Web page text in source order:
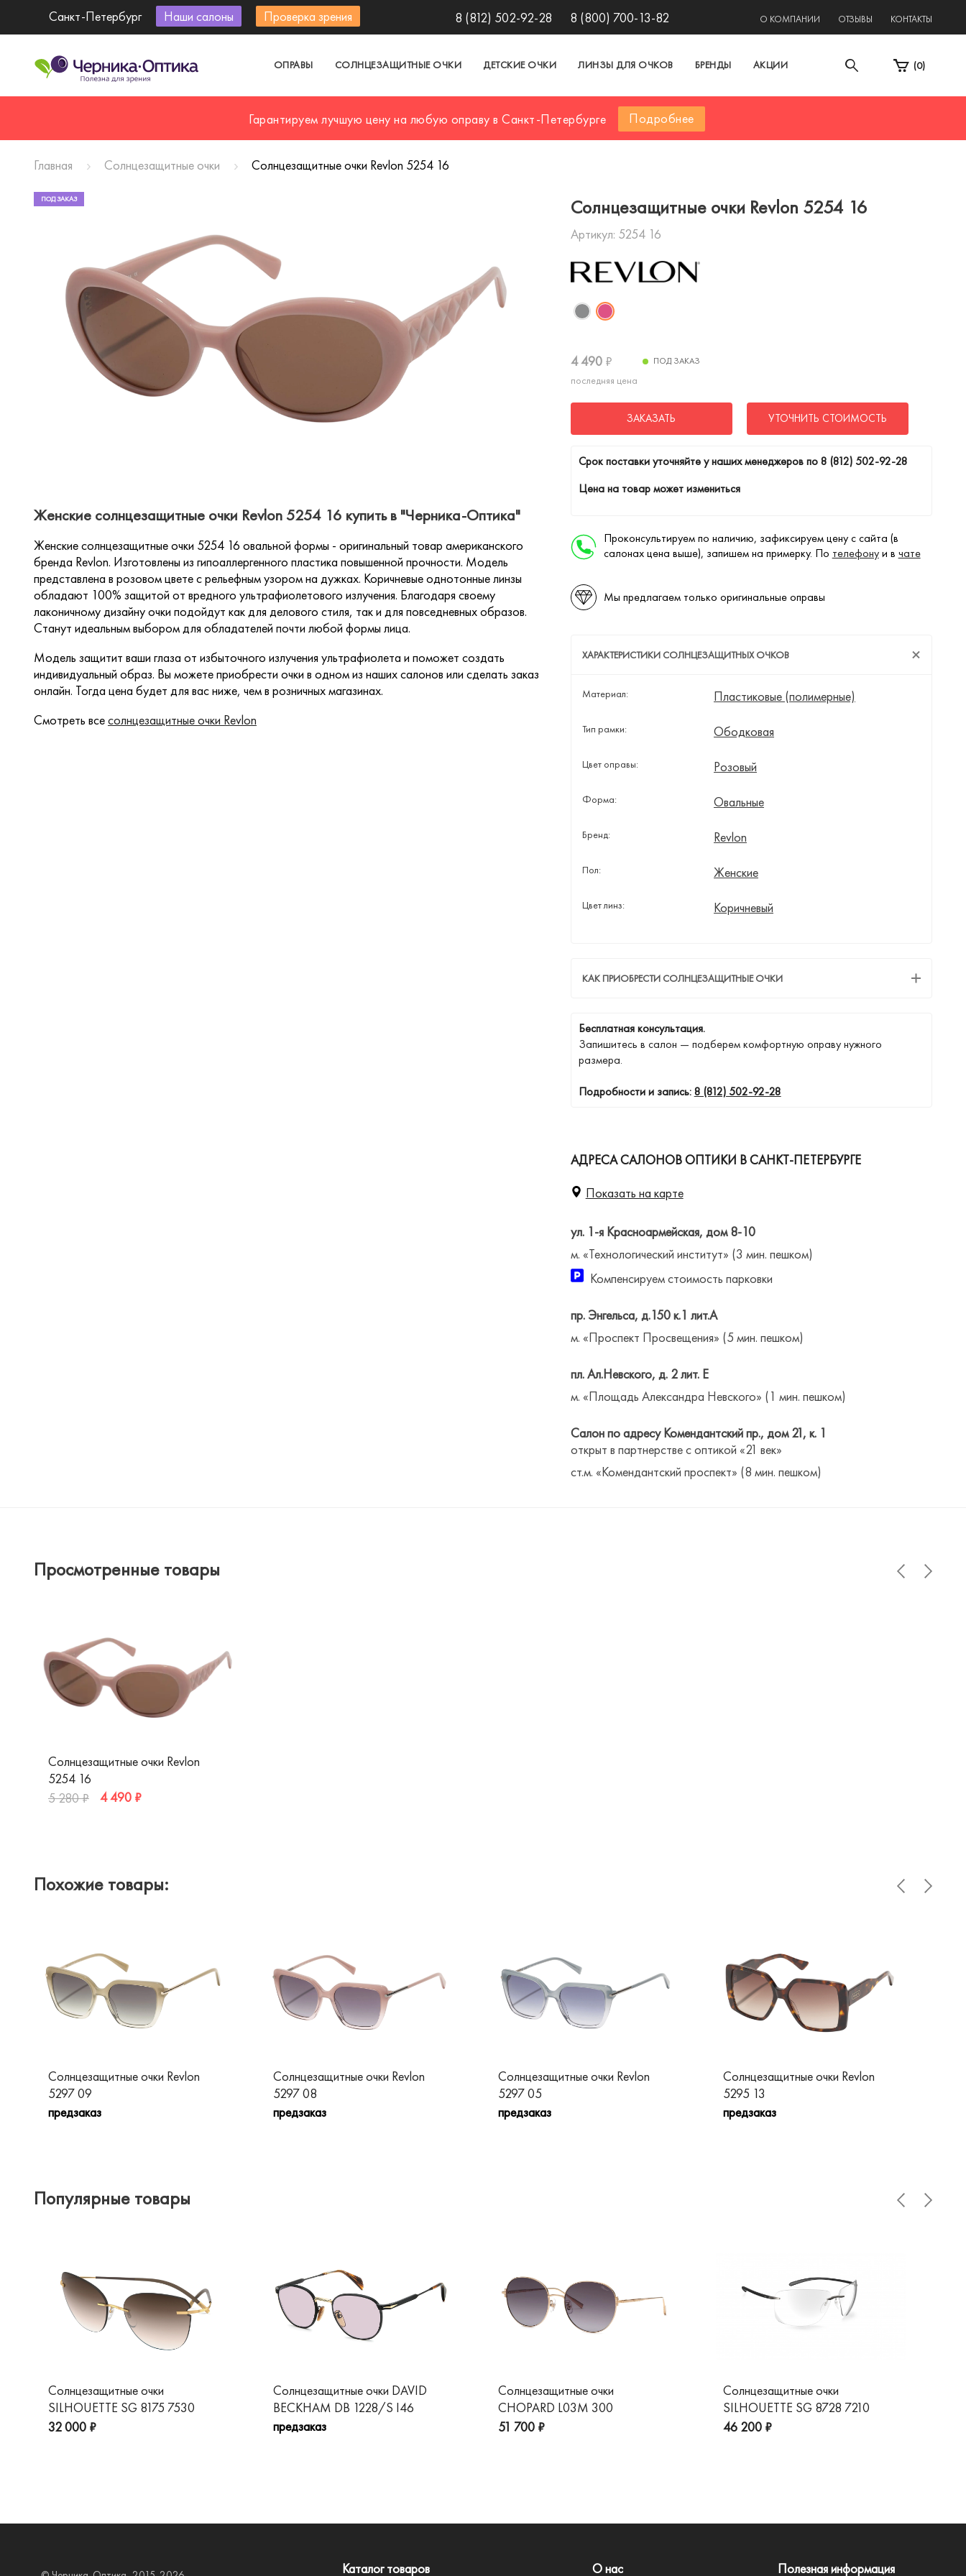
Санкт-Петербург Наши салоны Проверка зрения 8 (812) 502-92-28 8 (800) 700-13-82 О КОМПАНИИ ОТЗЫВЫ КОНТАКТЫ
ОПРАВЫ СОЛНЦЕЗАЩИТНЫЕ ОЧКИ ДЕТСКИЕ ОЧКИ ЛИНЗЫ ДЛЯ ОЧКОВ БРЕНДЫ АКЦИИ (0)
Гарантируем лучшую цену на любую оправу в Санкт-Петербурге Подробнее
Главная Солнцезащитные очки Солнцезащитные очки Revlon 5254 16
Солнцезащитные очки Revlon 5254 16
Артикул: 5254 16
4 490 ₽
последняя цена
ПОД ЗАКАЗ
ЗАКАЗАТЬ УТОЧНИТЬ СТОИМОСТЬ
Cрок поставки уточняйте у наших менеджеров по8 (812) 502-92-28
Цена на товар может измениться
Проконсультируем по наличию, зафиксируем цену с сайта (в
салонах цена выше), запишем на примерку. По телефонуи в чате
Мы предлагаем только оригинальные оправы
ХАРАКТЕРИСТИКИ СОЛНЦЕЗАЩИТНЫХ ОЧКОВ
Материал: Пластиковые (полимерные)
Тип рамки: Ободковая
Цвет оправы: Розовый
Форма: Овальные
Бренд: Revlon
Пол: Женские
Цвет линз: Коричневый
КАК ПРИОБРЕСТИ СОЛНЦЕЗАЩИТНЫЕ ОЧКИ
Бесплатная консультация.
Запишитесь в салон — подберем комфортную оправу нужного
размера.
Подробности и запись:8 (812) 502-92-28
АДРЕСА САЛОНОВ ОПТИКИ В САНКТ-ПЕТЕРБУРГЕ
Показать на карте
ул. 1-я Красноармейская, дом 8-10
м. «Технологический институт» (3 мин. пешком)
Компенсируем стоимость парковки
пр. Энгельса, д.150 к.1 лит.А
м. «Проспект Просвещения» (5 мин. пешком)
пл. Ал.Невского, д. 2 лит. Е
м. «Площадь Александра Невского» (1 мин. пешком)
Салон по адресу Комендантский пр., дом 21, к. 1
открыт в партнерстве с оптикой «21 век»
ст.м. «Комендантский проспект» (8 мин. пешком)
ПОД ЗАКАЗ
Женские солнцезащитные очки Revlon 5254 16 купить в "Черника-Оптика"
Женские солнцезащитные очки 5254 16 овальной формы - оригинальный товар американского
бренда Revlon. Изготовлены из гипоаллергенного пластика повышенной прочности. Модель
представлена в розовом цвете с рельефным узором на дужках. Коричневые однотонные линзы
обладают 100% защитой от вредного ультрафиолетового излучения. Благодаря своему
лаконичному дизайну очки подойдут как для делового стиля, так и для повседневных образов.
Станут идеальным выбором для обладателей почти любой формы лица.
Модель защитит ваши глаза от избыточного излучения ультрафиолета и поможет создать
индивидуальный образ. Вы можете приобрести очки в одном из наших салонов или сделать заказ
онлайн. Тогда цена будет для вас ниже, чем в розничных магазинах.
Смотреть всесолнцезащитные очки Revlon
Просмотренные товары
Солнцезащитные очки Revlon
5254 16
5 280 ₽
4 490 ₽
Похожие товары:
Солнцезащитные очки Revlon
5297 09
предзаказ
Солнцезащитные очки Revlon
5297 08
предзаказ
Солнцезащитные очки Revlon
5297 05
предзаказ
Солнцезащитные очки Revlon
5295 13
предзаказ
Популярные товары
Солнцезащитные очки
SILHOUETTE SG 8175 7530
32 000 ₽
Солнцезащитные очки DAVID
BECKHAM DB 1228/S I46
предзаказ
Солнцезащитные очки
CHOPARD L03M 300
51 700 ₽
Солнцезащитные очки
SILHOUETTE SG 8728 7210
46 200 ₽
Каталог товаров О нас Полезная информация